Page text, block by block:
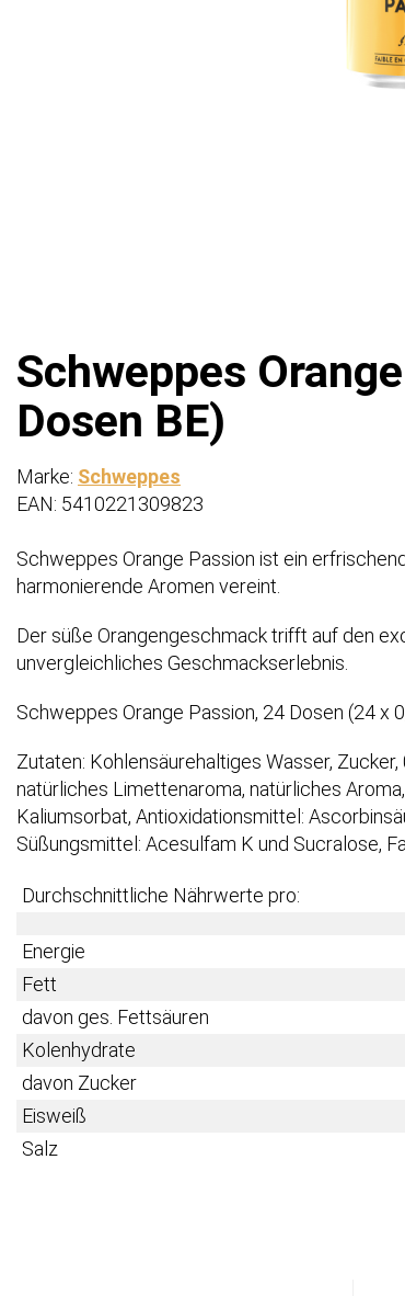
Schweppes
Dosen BE)
Marke: Schweppes
EAN: 5410221309823
Schweppes Orange Passion ist ein
harmonierende Aromen vereint.
Der süße Orangengeschmack trifft auf den
unvergleichliches Geschmackserlebnis.
Schweppes Orange Passion, 24 Dosen (24 x
Zutaten: Kohlensäurehaltiges Wasser,
natürliches Limettenaroma, natürliches
Kaliumsorbat, Antioxidationsmittel:
Süßungsmittel: Acesulfam K und Sucralose,
Durchschnittliche Nährwerte pro:
Energie
Fett
davon ges. Fettsäuren
Kolenhydrate
davon Zucker
Eisweiß
Salz